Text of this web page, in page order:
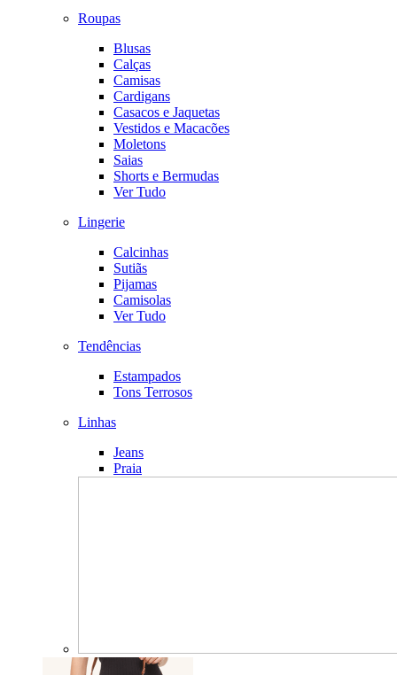
Roupas
Blusas
Calças
Camisas
Cardigans
Casacos e Jaquetas
Vestidos e Macacões
Moletons
Saias
Shorts e Bermudas
Ver Tudo
Lingerie
Calcinhas
Sutiãs
Pijamas
Camisolas
Ver Tudo
Tendências
Estampados
Tons Terrosos
Linhas
Jeans
Praia